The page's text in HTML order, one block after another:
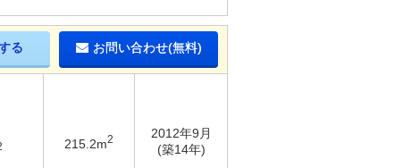
る お問い合わせ(無料)
215.2m2
2012年9月
(築14年)